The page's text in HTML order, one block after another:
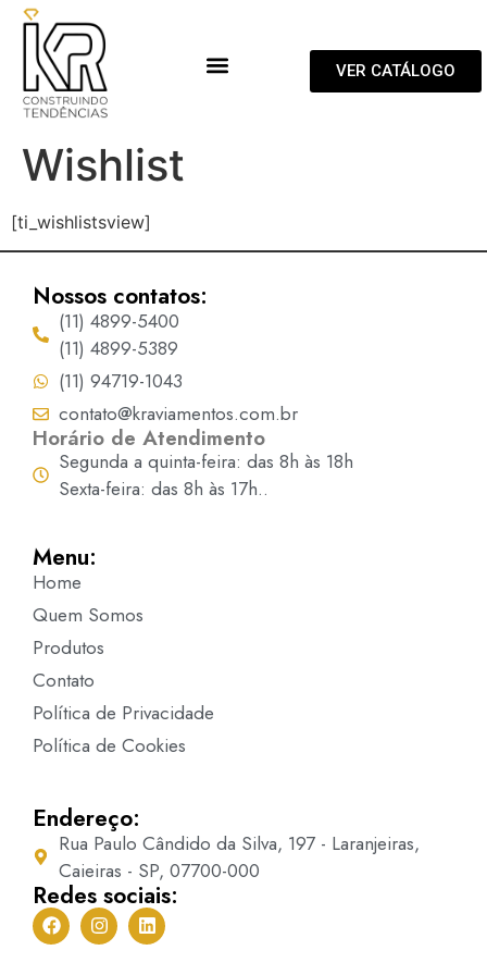
VER CATÁLOGO
Wishlist
[ti_wishlistsview]
Nossos contatos:
(11) 4899-5400
(11) 4899-5389
(11) 94719-1043
contato@kraviamentos.com.br
Horário de Atendimento
Segunda a quinta-feira: das 8h às 18h
Sexta-feira: das 8h às 17h..
Menu:
Home
Quem Somos
Produtos
Contato
Política de Privacidade
Política de Cookies
Endereço:
Rua Paulo Cândido da Silva, 197 - Laranjeiras,
Caieiras - SP, 07700-000
Redes sociais: